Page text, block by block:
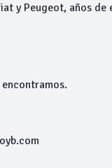
y Peugeot, años